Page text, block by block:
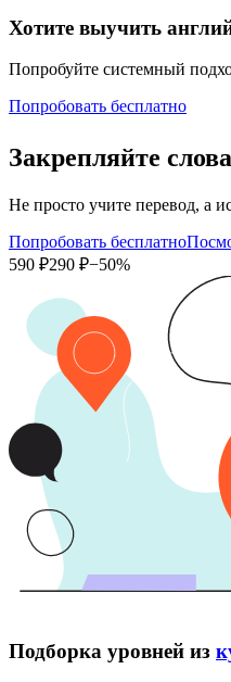
Хотите выучить
Попробуйте системный
Попробовать бесплатно
Закрепляйте
Не просто учите перевод, а
Попробовать бесплатно
590 ₽290 ₽−50%
Подборка уровней из